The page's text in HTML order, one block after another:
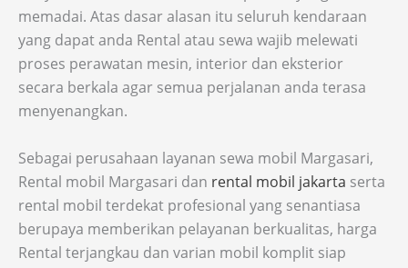
memadai. Atas dasar alasan itu seluruh kendaraan
yang dapat anda Rental atau sewa wajib melewati
proses perawatan mesin, interior dan eksterior
secara berkala agar semua perjalanan anda terasa
menyenangkan.
Sebagai perusahaan layanan sewa mobil Margasari,
Rental mobil Margasari dan rental mobil jakarta serta
rental mobil terdekat profesional yang senantiasa
berupaya memberikan pelayanan berkualitas, harga
Rental terjangkau dan varian mobil komplit siap